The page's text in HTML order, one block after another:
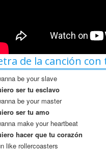
de la canción
be your slave
ser tu esclavo
be your master
ser tu amo
make your heartbeat
hacer que tu corazón
like rollercoasters